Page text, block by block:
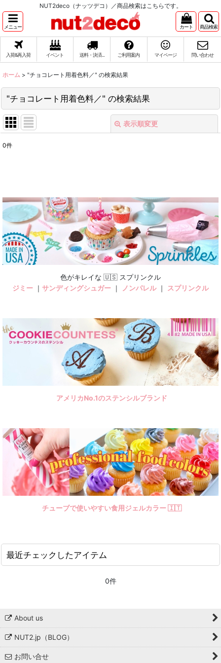
NUT2deco（ナッツデコ）／商品検索はこちらです。
メニュー カート 商品検索
入荷&再入荷 イベント 送料・決済... ご利用案内 マイページ 問い合わせ
ホーム > "チョコレート用着色料／" の検索結果
"チョコレート用着色料／" の検索結果
表示順変更
商品検索
在庫あり
並び順:
絞り込む
0件
色がキレイな 🇺🇸 スプリンクル
ジミー ｜ サンディングシュガー ｜ ノンパレル｜ スプリンクル
アメリカNo.1のステンシルブランド
チューブで使いやすい食用ジェルカラー 🇮🇹
最近チェックしたアイテム
0件
About us
NUT2.jp（BLOG）
お問い合せ